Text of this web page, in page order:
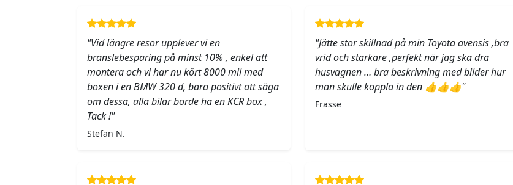
"Vid längre resor upplever vi en
bränslebesparing på minst 10% , enkel att
montera och vi har nu kört 8000 mil med
boxen i en BMW 320 d, bara positivt att säga
om dessa, alla bilar borde ha en KCR box ,
Tack !"
Stefan N.
"Jätte stor skillnad på min Toyota avensis ,bra
vrid och starkare ,perfekt när jag ska dra
husvagnen … bra beskrivning med bilder hur
man skulle koppla in den 👍👍👍"
Frasse